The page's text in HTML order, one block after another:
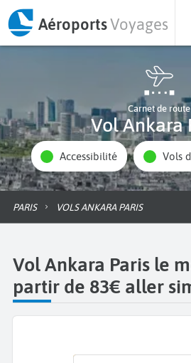
AéroportsVoyages
Carnet de route
Vol Ankara
Accessibilité Vols
PARIS VOLS ANKARA PARIS
Vol Ankara Paris le
partir de 83€ aller